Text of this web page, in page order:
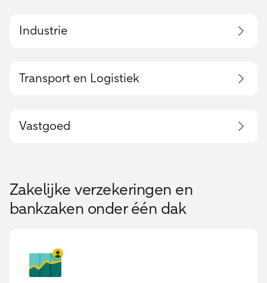
Industrie
Transport en Logistiek
Vastgoed
Zakelijke verzekeringen en
bankzaken onder één dak